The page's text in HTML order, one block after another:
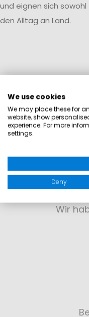
und eignen sich
den Alltag an Land.
Wir
We use cookies
We may place these for
website, show
experience. For more
settings.
Deny